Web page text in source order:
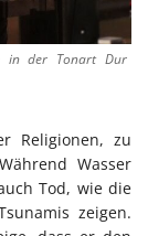
in der Tonart Dur
Religionen, zu
Wasser
Tod, wie die
zeigen.